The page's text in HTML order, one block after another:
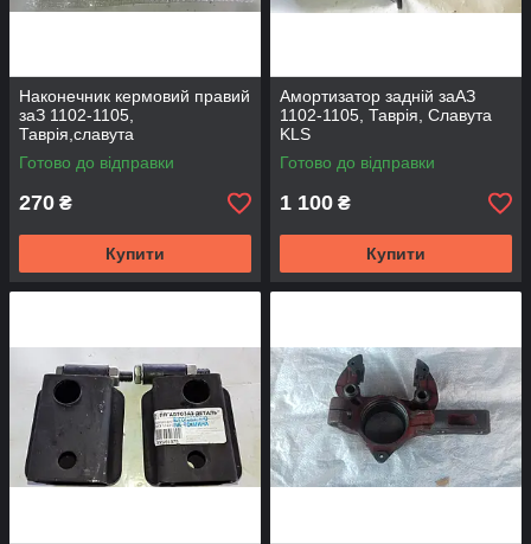
Наконечник кермовий правий
заЗ 1102-1105,
Таврія,славута
Готово до відправки
270 ₴
Купити
Амортизатор задній заАЗ
1102-1105, Таврія, Славута
KLS
Готово до відправки
1 100 ₴
Купити